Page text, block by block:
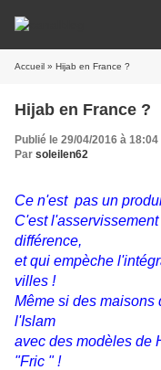
Accueil » Hijab en France ?
Hijab en France ?
Publié le 29/04/2016 à 18:04
Par soleilen62
Ce n'est pas un
C'est
différence,
et qui empèche
villes !
Même si des maisons
l'Islam
avec des modèles de
"Fric " !